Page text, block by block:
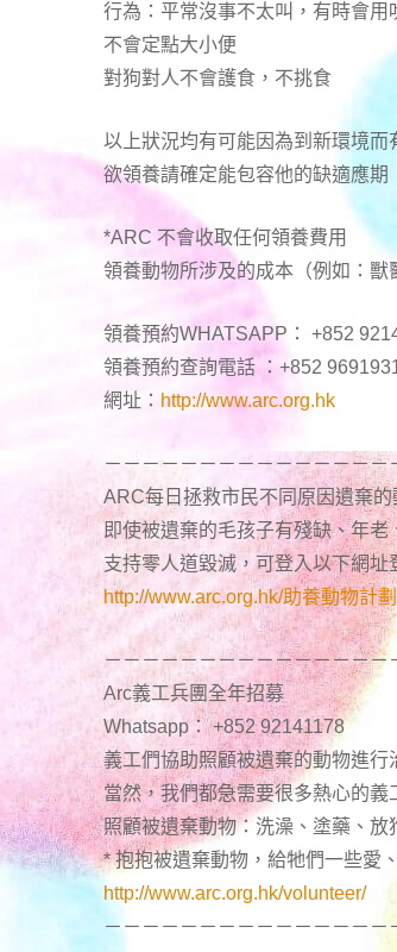
行為：平常沒事不太叫，有時會用
不會定點大小便
對狗對人不會護食，不挑食
以上狀況均有可能因為到新環境而
欲領養請確定能包容他的缺適應期
*ARC 不會收取任何領養費用
領養動物所涉及的成本（例如：獸
領養預約WHATSAPP： +852
領養預約查詢電話 ：+852
網址： http://www.arc.org.hk
－－－－－－－－－－－－－－－
ARC每日拯救市民不同原因遺棄
即使被遺棄的毛孩子有殘缺、年
支持零人道毀滅，可登入以下網址
http://www.arc.org.hk/助養動物計
－－－－－－－－－－－－－－－
Arc義工兵團全年招募
Whatsapp： +852 92141178
義工們協助照顧被遺棄的動物進行
當然，我們都急需要很多熱心的
照顧被遺棄動物：洗澡、塗藥、放
* 抱抱被遺棄動物，給牠們一些愛
http://www.arc.org.hk/volunteer/
－－－－－－－－－－－－－－－